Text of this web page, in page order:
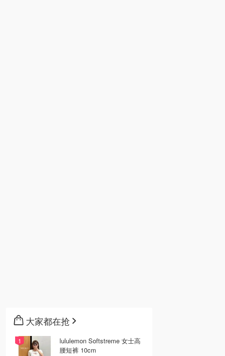
大家都在抢
lululemon Softstreme 女士高
腰短裤 10cm